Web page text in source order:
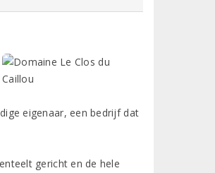
eigenaar, een bedrijf dat
gericht en de hele